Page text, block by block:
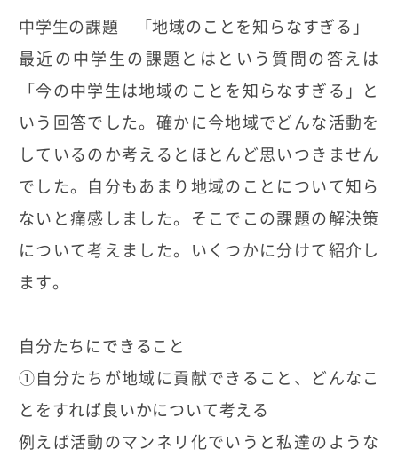
中学生の課題 「地域のことを知らなすぎる」
最近の中学生の課題とはという質問の答えは
「今の中学生は地域のことを知らなすぎる」と
いう回答でした。確かに今地域でどんな活動を
しているのか考えるとほとんど思いつきません
でした。自分もあまり地域のことについて知ら
ないと痛感しました。そこでこの課題の解決策
について考えました。いくつかに分けて紹介し
ます。
自分たちにできること
①自分たちが地域に貢献できること、どんなこ
とをすれば良いかについて考える
例えば活動のマンネリ化でいうと私達のような